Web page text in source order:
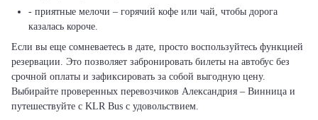
- приятные мелочи – горячий кофе или чай, чтобы дорога
казалась короче.
Если вы еще сомневаетесь в дате, просто воспользуйтесь функцией
резервации. Это позволяет забронировать билеты на автобус без
срочной оплаты и зафиксировать за собой выгодную цену.
Выбирайте проверенных перевозчиков Александрия – Винница и
путешествуйте с KLR Bus с удовольствием.